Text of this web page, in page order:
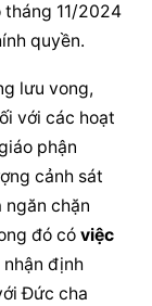
tháng 11/2024
quyền.
lưu vong,
với các hoạt
phận
cảnh sát
chặn
đó có việc
định
Đức cha